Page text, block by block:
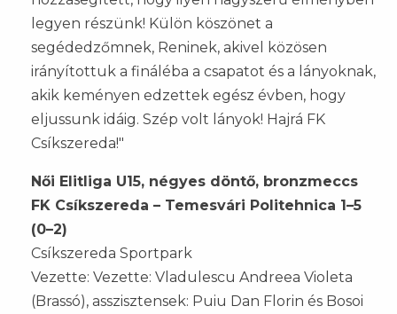
legyen részünk! Külön köszönet a
segédedzőmnek, Reninek, akivel közösen
irányítottuk a fináléba a csapatot és a lányoknak,
akik keményen edzettek egész évben, hogy
eljussunk idáig. Szép volt lányok! Hajrá FK
Csíkszereda!"
Női Elitliga U15, négyes döntő, bronzmeccs
FK Csíkszereda – Temesvári Politehnica 1–5
(0–2)
Csíkszereda Sportpark
Vezette: Vezette: Vladulescu Andreea Violeta
(Brassó), asszisztensek: Puiu Dan Florin és Bosoi